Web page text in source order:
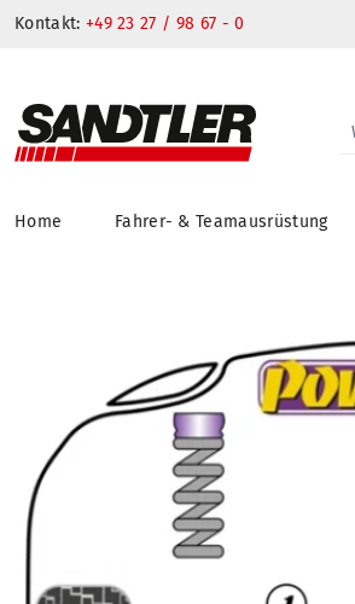
Kontakt: +49 23 27 / 98 67 - 0
Home Fahrer- & Teamausrüstung